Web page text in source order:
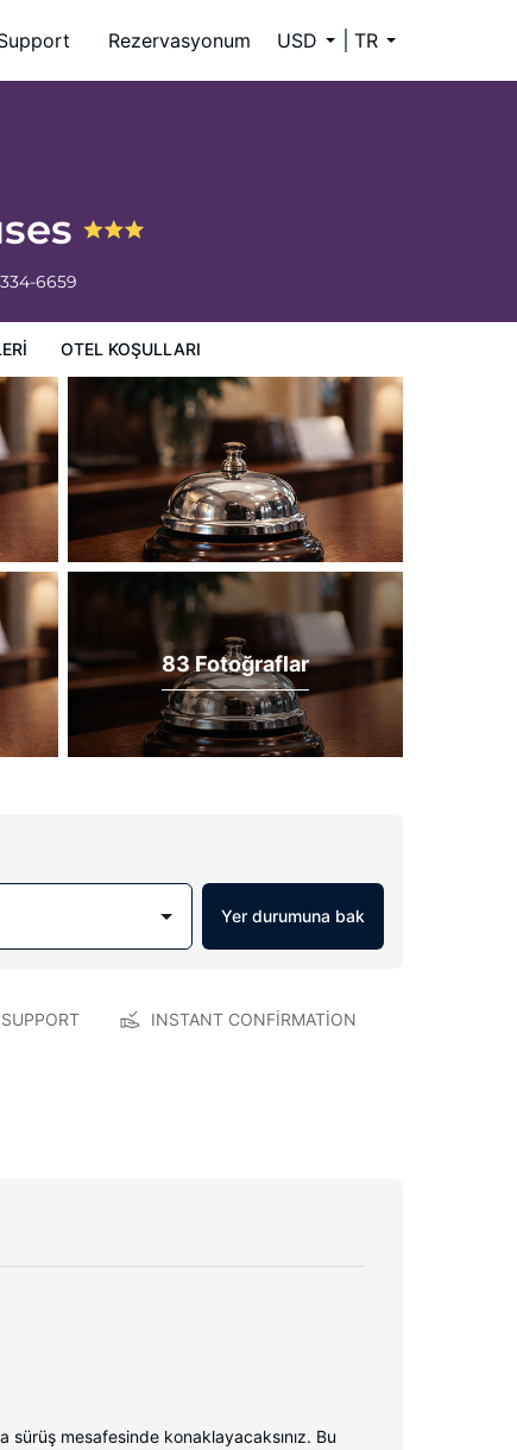
Rezervasyonum USD TR
6659
OTEL KOŞULLARI
83 Fotoğraflar
Yer durumuna bak
INSTANT CONFIRMATION
mesafesinde konaklayacaksınız. Bu